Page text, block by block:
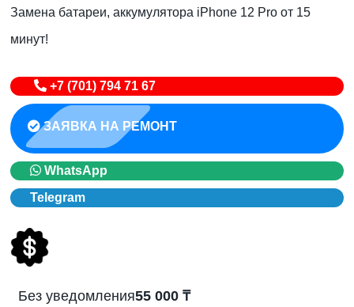
Замена батареи, аккумулятора iPhone 12 Pro от 15
минут!
+7 (701) 794 71 67
ЗАЯВКА НА РЕМОНТ
WhatsApp
Telegram
Без уведомления55 000 ₸